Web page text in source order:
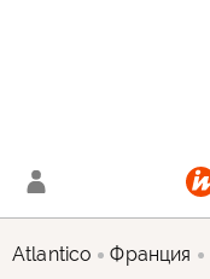
Atlantico Франция